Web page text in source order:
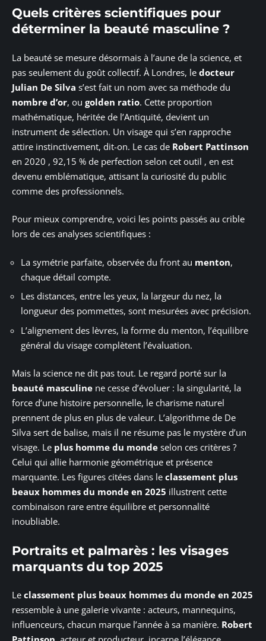
Quels critères scientifiques pour
déterminer la beauté masculine ?
La beauté se mesure désormais à l’aune de la science, et
pas seulement du goût collectif. À Londres, le docteur
Julian De Silva s’est fait un nom avec sa méthode du
nombre d’or, ou golden ratio. Cette proportion
mathématique, héritée de l’Antiquité, devient un
instrument de sélection. Un visage qui s’en rapproche
attire instinctivement, dit-on. Le cas de Robert Pattinson
en 2020 , 92,15 % de perfection selon cet outil , en est
devenu emblématique, attisant la curiosité du public
comme des professionnels.
Pour mieux comprendre, voici les points passés au crible
lors de ces analyses scientifiques :
La symétrie parfaite, observée du front au menton,
chaque détail compte.
Les distances, entre les yeux, la largeur du nez, la
longueur des pommettes, sont mesurées avec précision.
L’alignement des lèvres, la forme du menton, l’équilibre
général du visage complètent l’évaluation.
Mais la science ne dit pas tout. Le regard porté sur la
beauté masculine ne cesse d’évoluer : la singularité, la
force d’une histoire personnelle, le charisme naturel
prennent de plus en plus de valeur. L’algorithme de De
Silva sert de balise, mais il ne résume pas le mystère d’un
visage. Le plus homme du monde selon ces critères ?
Celui qui allie harmonie géométrique et présence
marquante. Les figures citées dans le classement plus
beaux hommes du monde en 2025 illustrent cette
combinaison rare entre équilibre et personnalité
inoubliable.
Portraits et palmarès : les visages
marquants du top 2025
Le classement plus beaux hommes du monde en 2025
ressemble à une galerie vivante : acteurs, mannequins,
influenceurs, chacun marque l’année à sa manière. Robert